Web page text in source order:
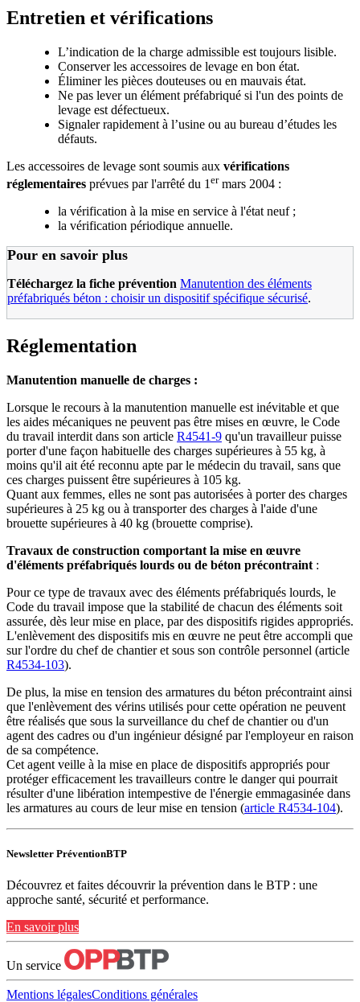
Entretien et vérifications
L’indication de la charge admissible est toujours lisible.
Conserver les accessoires de levage en bon état.
Éliminer les pièces douteuses ou en mauvais état.
Ne pas lever un élément préfabriqué si l'un des points de
levage est défectueux.
Signaler rapidement à l’usine ou au bureau d’études les
défauts.
Les accessoires de levage sont soumis aux vérifications
réglementaires prévues par l'arrêté du 1 ermars 2004 :
la vérification à la mise en service à l'état neuf ;
la vérification périodique annuelle.
Pour en savoir plus
Téléchargez la fiche prévention Manutention des éléments
préfabriqués béton : choisir un dispositif spécifique sécurisé.
Réglementation
Manutention manuelle de charges :
Lorsque le recours à la manutention manuelle est inévitable et que
les aides mécaniques ne peuvent pas être mises en œuvre, le Code
du travail interdit dans son article R4541-9 qu'un travailleur puisse
porter d'une façon habituelle des charges supérieures à 55 kg, à
moins qu'il ait été reconnu apte par le médecin du travail, sans que
ces charges puissent être supérieures à 105 kg.
Quant aux femmes, elles ne sont pas autorisées à porter des charges
supérieures à 25 kg ou à transporter des charges à l'aide d'une
brouette supérieures à 40 kg (brouette comprise).
Travaux de construction comportant la mise en œuvre
d'éléments préfabriqués lourds ou de béton précontraint :
Pour ce type de travaux avec des éléments préfabriqués lourds, le
Code du travail impose que la stabilité de chacun des éléments soit
assurée, dès leur mise en place, par des dispositifs rigides appropriés.
L'enlèvement des dispositifs mis en œuvre ne peut être accompli que
sur l'ordre du chef de chantier et sous son contrôle personnel (article
R4534-103).
De plus, la mise en tension des armatures du béton précontraint ainsi
que l'enlèvement des vérins utilisés pour cette opération ne peuvent
être réalisés que sous la surveillance du chef de chantier ou d'un
agent des cadres ou d'un ingénieur désigné par l'employeur en raison
de sa compétence.
Cet agent veille à la mise en place de dispositifs appropriés pour
protéger efficacement les travailleurs contre le danger qui pourrait
résulter d'une libération intempestive de l'énergie emmagasinée dans
les armatures au cours de leur mise en tension (article R4534-104).
Newsletter PréventionBTP
Découvrez et faites découvrir la prévention dans le BTP : une
approche santé, sécurité et performance.
En savoir plus
Un service
Mentions légalesConditions générales